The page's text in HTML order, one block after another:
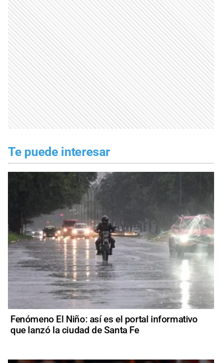
Te puede interesar
Fenómeno El Niño: así es el portal informativo
que lanzó la ciudad de Santa Fe